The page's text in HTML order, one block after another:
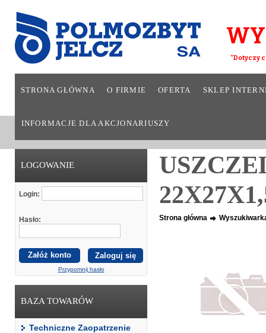
*Dotyczy
STRONA GŁÓWNA O FIRMIE OFERTA SKLEP
INFORMACJE DLA AKCJONARIUSZY
LOGOWANIE
Login:
Hasło:
Załóż konto
Przypomnij hasło
BAZA TOWARÓW
Techniczne Zaopatrzenie
Strona główna